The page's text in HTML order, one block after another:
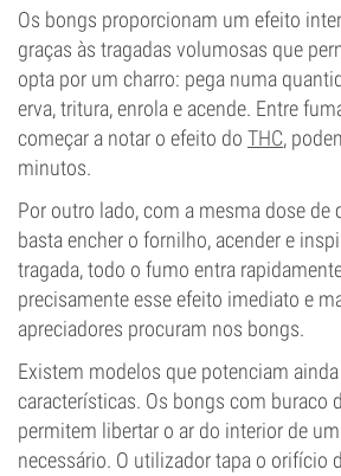
Os bongs proporcionam um efeito
graças às tragadas volumosas que
opta por um charro: pega numa
erva, tritura, enrola e acende. Entre
começar a notar o efeito do THC,
minutos.
Por outro lado, com a mesma dose de
basta encher o fornilho, acender e
tragada, todo o fumo entra
precisamente esse efeito imediato e
apreciadores procuram nos bongs.
Existem modelos que potenciam
características. Os bongs com buraco
permitem libertar o ar do interior de
necessário. O utilizador tapa o orifício